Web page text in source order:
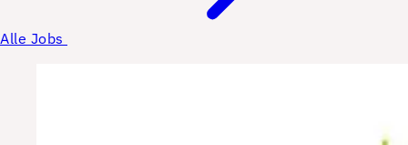
Alle Jobs